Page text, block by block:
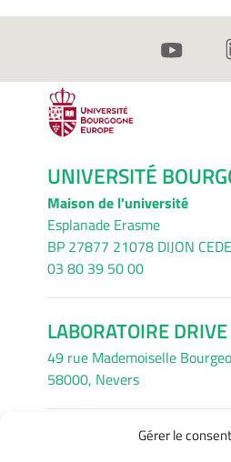
Gérer le
UNIVERSITÉ
Maison de l'université
Esplanade Erasme
BP 27877 21078 DIJON
03 80 39 50 00
LABORATOIRE DRIVE
49 rue Mademoiselle
58000, Nevers